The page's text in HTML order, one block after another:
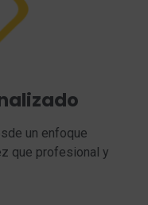
un enfoque
que profesional y